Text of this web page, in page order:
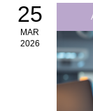
25
MAR
2026